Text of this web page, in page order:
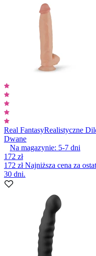
Real FantasyRealistyczne
Dwane
Na magazynie: 5-7 dni
172 zł
172 złNajniższa cena za
30 dni.